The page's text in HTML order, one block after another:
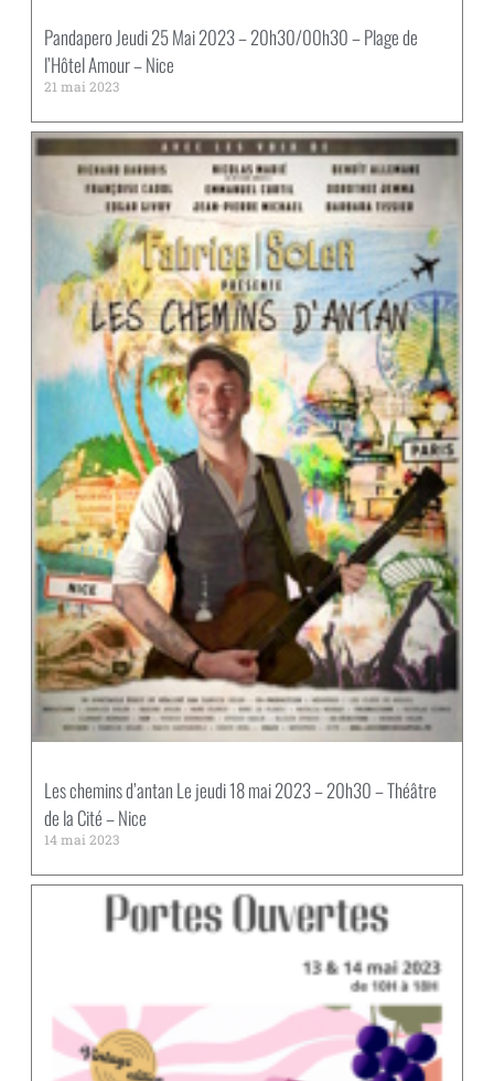
Pandapero Jeudi 25 Mai 2023 – 20h30/00h30 – Plage de
l’Hôtel Amour – Nice
21 mai 2023
Les chemins d’antan Le jeudi 18 mai 2023 – 20h30 – Théâtre
de la Cité – Nice
14 mai 2023